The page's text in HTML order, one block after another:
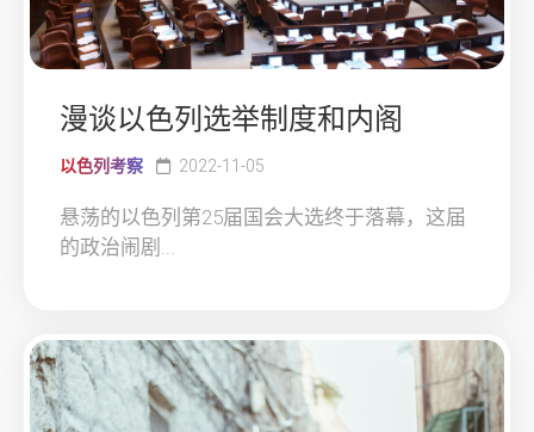
漫谈以色列选举制度和内阁
以色列考察 2022-11-05
悬荡的以色列第25届国会大选终于落幕，这届
的政治闹剧...